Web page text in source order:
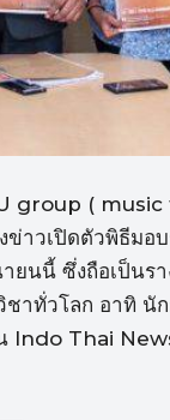
group ( music
ข่าวเปิดตัวพิธีม
ยนนี้ ซึ่งถือเป็น
าทั่วโลก อาทิ นั
Indo Thai